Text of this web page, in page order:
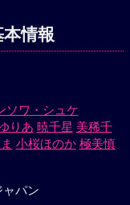
情報
ソワ・シュケ
りあ 暁千星 美稀千
小桜ほのか 極美慎
パン